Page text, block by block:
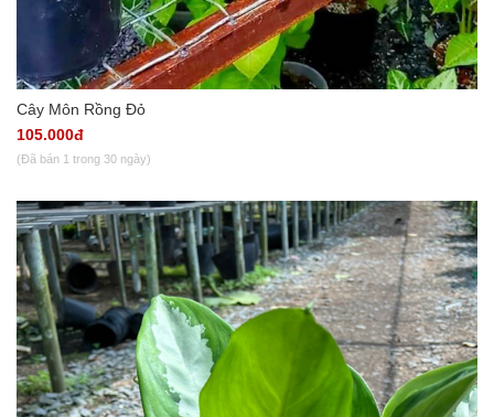
Cây Môn Rồng Đỏ
105.000đ
(Đã bán 1 trong 30 ngày)